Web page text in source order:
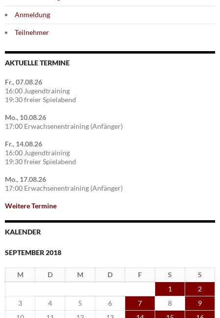
Anmeldung
Teilnehmer
AKTUELLE TERMINE
Fr., 07.08.26
16:00 Jugendtraining
19:30 freier Spielabend
Mo., 10.08.26
17:00 Erwachsenentraining (Anfänger)
Fr., 14.08.26
16:00 Jugendtraining
19:30 freier Spielabend
Mo., 17.08.26
17:00 Erwachsenentraining (Anfänger)
Weitere Termine
KALENDER
SEPTEMBER 2018
M D M D F S
S
1
2
3
4 5 6 7 8
9